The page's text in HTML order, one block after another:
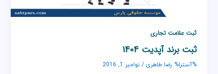
ثبت علامت تجاری
ثبت برند آپدیت 1404
%آسترا% رضا طاهری/نوامبر 1, 2016